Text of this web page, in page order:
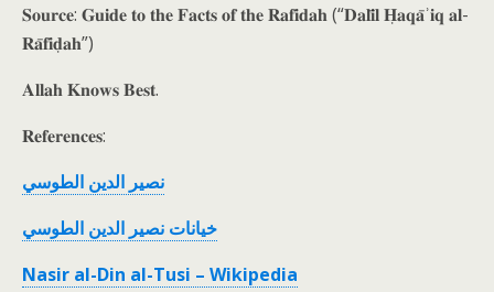
𝐒𝐨𝐮𝐫𝐜𝐞: 𝐆𝐮𝐢𝐝𝐞 𝐭𝐨 𝐭𝐡𝐞 𝐅𝐚𝐜𝐭𝐬 𝐨𝐟 𝐭𝐡𝐞 𝐑𝐚𝐟𝐢𝐝𝐚𝐡 (“𝐃𝐚𝐥𝐢̄𝐥 𝐇̣𝐚𝐪𝐚̄ʾ𝐢𝐪 𝐚𝐥-
𝐑𝐚̄𝐟𝐢𝐝̣𝐚𝐡”)
𝐀𝐥𝐥𝐚𝐡 𝐊𝐧𝐨𝐰𝐬 𝐁𝐞𝐬𝐭.
𝐑𝐞𝐟𝐞𝐫𝐞𝐧𝐜𝐞𝐬:
نصير الدين الطوسي
خيانات نصير الدين الطوسي
Nasir al-Din al-Tusi – Wikipedia